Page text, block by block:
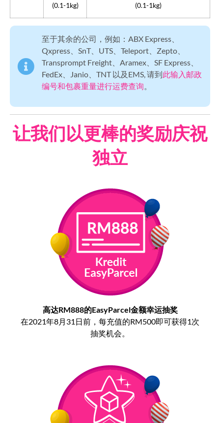
(0.1-1kg)
(0.1-1kg)
至于其余的公司，例如：ABX Express、
Qxpress、SnT、UTS、Teleport、Zepto、
Transprompt Freight、Aramex、SF Express、
FedEx、Janio、TNT 以及EMS, 请到此输入邮政
编号和包裹重量进行运费查询。
让我们以更棒的奖励庆祝
独立
高达RM888的EasyParcel金额幸运抽奖
在2021年8月31日前，每充值的RM500即可获得1次
抽奖机会。